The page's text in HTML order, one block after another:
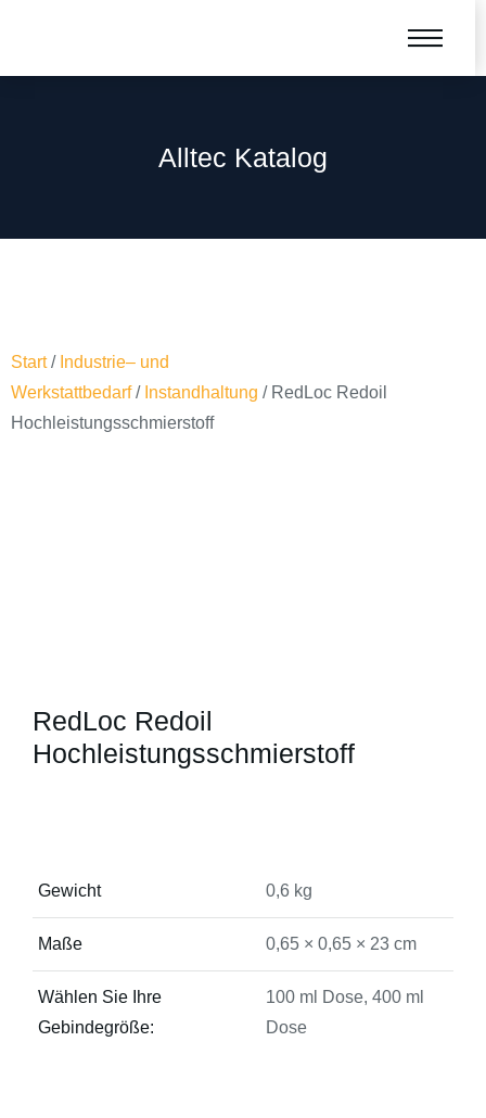
Alltec Katalog
Start/ Industrie– und
Werkstattbedarf/ Instandhaltung / RedLoc Redoil
Hochleistungsschmierstoff
RedLoc Redoil
Hochleistungsschmierstoff
Gewicht 0,6 kg
Maße 0,65 × 0,65 × 23 cm
Wählen Sie Ihre
Gebindegröße:
100 ml Dose, 400 ml
Dose